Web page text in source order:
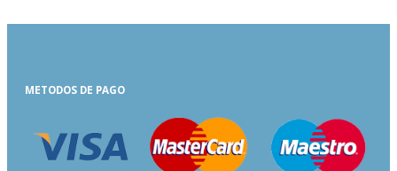
METODOS DE PAGO